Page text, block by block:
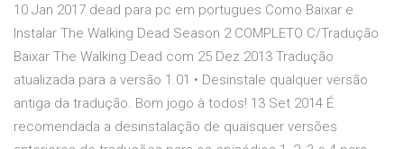
10 Jan 2017 dead para pc em portugues Como Baixar e
Instalar The Walking Dead Season 2 COMPLETO C/Tradução
Baixar The Walking Dead com 25 Dez 2013 Tradução
atualizada para a versão 1.01 • Desinstale qualquer versão
antiga da tradução. Bom jogo à todos! 13 Set 2014 É
recomendada a desinstalação de quaisquer versões